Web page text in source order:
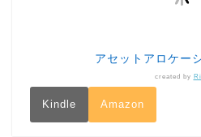
アセットアロケー
created by
Kindle Amazon